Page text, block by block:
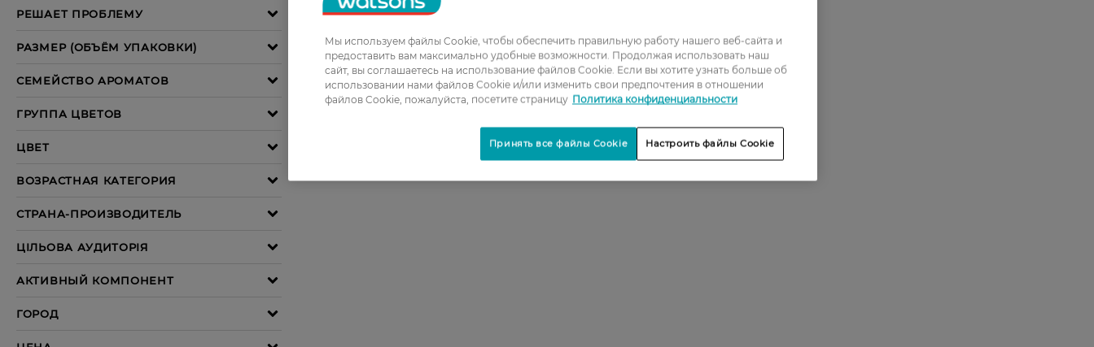
Мы используем файлы Cookie, чтобы обеспечить правильную работу нашего веб-сайта и
предоставить вам максимально удобные возможности. Продолжая использовать наш
сайт, вы соглашаетесь на использование файлов Cookie. Если вы хотите узнать больше об
использовании нами файлов Cookie и/или изменить свои предпочтения в отношении
файлов Cookie, пожалуйста, посетите страницу Политика конфиденциальности
Настроить файлы Cookie
Принять все файлы Cookie